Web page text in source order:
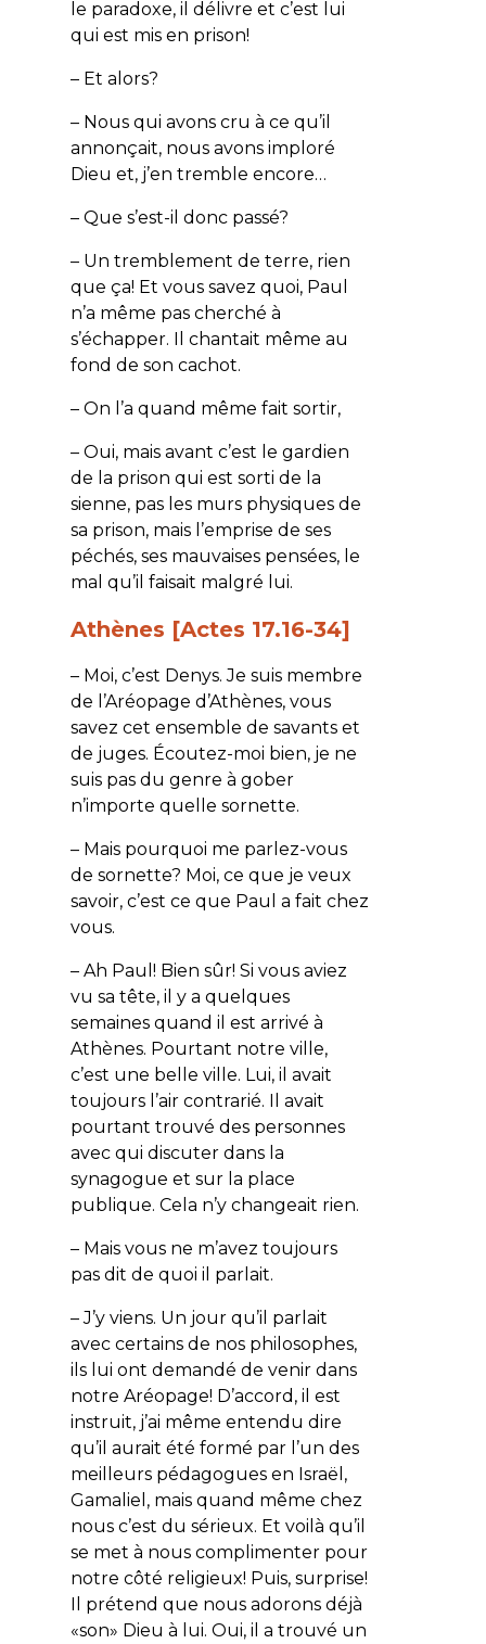
le paradoxe, il délivre et c’est lui
qui est mis en prison!
– Et alors?
– Nous qui avons cru à ce qu’il
annonçait, nous avons imploré
Dieu et, j’en tremble encore…
– Que s’est-il donc passé?
– Un tremblement de terre, rien
que ça! Et vous savez quoi, Paul
n’a même pas cherché à
s’échapper. Il chantait même au
fond de son cachot.
– On l’a quand même fait sortir,
– Oui, mais avant c’est le gardien
de la prison qui est sorti de la
sienne, pas les murs physiques de
sa prison, mais l’emprise de ses
péchés, ses mauvaises pensées, le
mal qu’il faisait malgré lui.
Athènes [Actes 17.16-34]
– Moi, c’est Denys. Je suis membre
de l’Aréopage d’Athènes, vous
savez cet ensemble de savants et
de juges. Écoutez-moi bien, je ne
suis pas du genre à gober
n’importe quelle sornette.
– Mais pourquoi me parlez-vous
de sornette? Moi, ce que je veux
savoir, c’est ce que Paul a fait chez
vous.
– Ah Paul! Bien sûr! Si vous aviez
vu sa tête, il y a quelques
semaines quand il est arrivé à
Athènes. Pourtant notre ville,
c’est une belle ville. Lui, il avait
toujours l’air contrarié. Il avait
pourtant trouvé des personnes
avec qui discuter dans la
synagogue et sur la place
publique. Cela n’y changeait rien.
– Mais vous ne m’avez toujours
pas dit de quoi il parlait.
– J’y viens. Un jour qu’il parlait
avec certains de nos philosophes,
ils lui ont demandé de venir dans
notre Aréopage! D’accord, il est
instruit, j’ai même entendu dire
qu’il aurait été formé par l’un des
meilleurs pédagogues en Israël,
Gamaliel, mais quand même chez
nous c’est du sérieux. Et voilà qu’il
se met à nous complimenter pour
notre côté religieux! Puis, surprise!
Il prétend que nous adorons déjà
«son» Dieu à lui. Oui, il a trouvé un